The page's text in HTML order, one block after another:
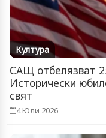
Култура
САЩ отбелязват
Исторически
свят
4 Юли 2026